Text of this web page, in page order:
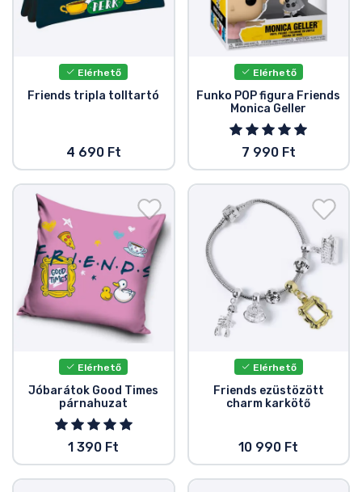
Elérhető
Friends tripla tolltartó
4 690 Ft
Elérhető
Funko POP figura Friends
Monica Geller
7 990 Ft
Elérhető
Jóbarátok Good Times
párnahuzat
1 390 Ft
Elérhető
Friends ezüstözött
charm karkötő
10 990 Ft